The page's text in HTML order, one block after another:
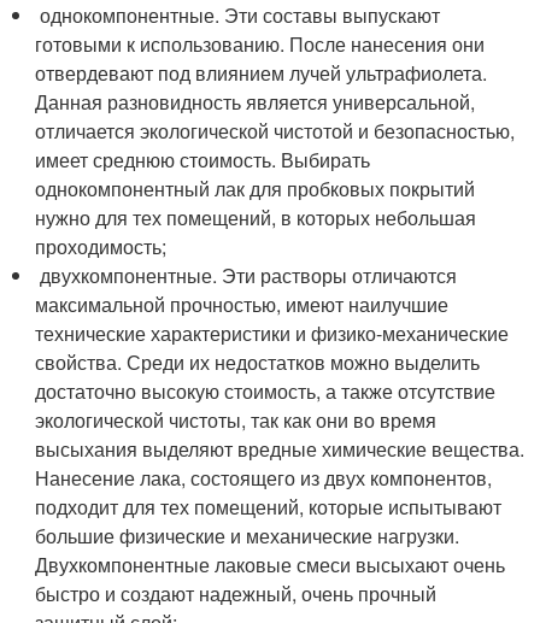
однокомпонентные. Эти составы выпускают
готовыми к использованию. После нанесения они
отвердевают под влиянием лучей ультрафиолета.
Данная разновидность является универсальной,
отличается экологической чистотой и безопасностью,
имеет среднюю стоимость. Выбирать
однокомпонентный лак для пробковых покрытий
нужно для тех помещений, в которых небольшая
проходимость;
двухкомпонентные. Эти растворы отличаются
максимальной прочностью, имеют наилучшие
технические характеристики и физико-механические
свойства. Среди их недостатков можно выделить
достаточно высокую стоимость, а также отсутствие
экологической чистоты, так как они во время
высыхания выделяют вредные химические вещества.
Нанесение лака, состоящего из двух компонентов,
подходит для тех помещений, которые испытывают
большие физические и механические нагрузки.
Двухкомпонентные лаковые смеси высыхают очень
быстро и создают надежный, очень прочный